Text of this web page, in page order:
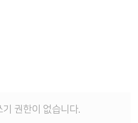
기 권한이 없습니다.